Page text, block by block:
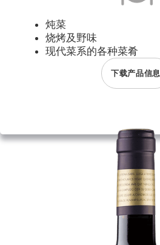
炖菜
烧烤及野味
现代菜系的各种菜肴
下载产品信息